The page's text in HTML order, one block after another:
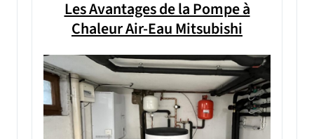
Les Avantages de la Pompe à
Chaleur Air-Eau Mitsubishi